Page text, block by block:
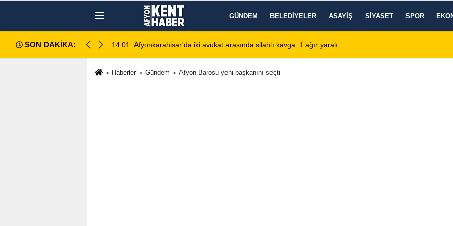
GÜNDEM BELEDIYELER ASAYIŞ SIYASET SPOR
SON DAKİKA:
akşam Zafer Meydanı'nda buluşacak
14:01 Afyonkarahisar'da iki avukat arasında silahlı kavga: 1 ağır yaralı Emirdağ Devlet
Haberler Gündem Afyon Barosu yeni başkanını seçti